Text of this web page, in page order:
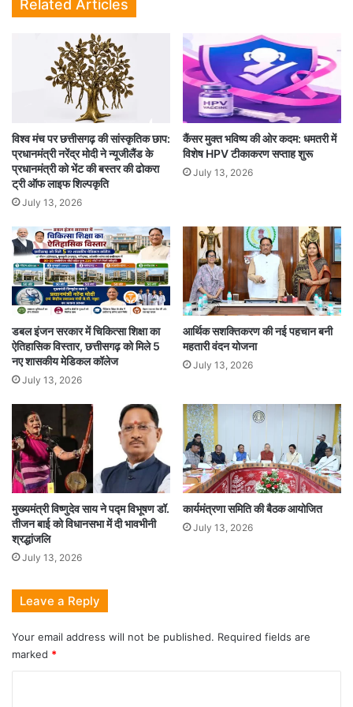
राज्यपाल ने पदक एवं उपाधि प्राप्त करने वाले विद्यार्थियों को बधाई दी और कहा कि
हमेशा श्रेष्ठता की ओर बढ़ते रहें।
समारोह में विश्वविद्यालय के कुलाधिपति प्रोफेसर आर. पी. कौशिक ने भी अपना
संबोधन दिया। कुलपति डॉ. एस. पी. दुबे ने प्रतिवेदन प्रस्तुत किया।
इस अवसर पर छत्तीसगढ़ निजी विश्वविद्यालय विनियामक आयोग के चेयरमेन बृजेश
चंद्र मिश्रा, विश्वविद्यालय के कुलसचिव, विभागाध्यक्ष, प्राध्यापक, छात्र-छात्राएं
एवं उनके पालकगण उपस्थित थे।
Related Articles
विश्व मंच पर छत्तीसगढ़ की सांस्कृतिक छाप:
प्रधानमंत्री नरेंद्र मोदी ने न्यूजीलैंड के
प्रधानमंत्री को भेंट की बस्तर की ढोकरा
ट्री ऑफ लाइफ शिल्पकृति
July 13, 2026
कैंसर मुक्त भविष्य की ओर कदम: धमतरी में
विशेष HPV टीकाकरण सप्ताह शुरू
July 13, 2026
डबल इंजन सरकार में चिकित्सा शिक्षा का
ऐतिहासिक विस्तार, छत्तीसगढ़ को मिले 5
नए शासकीय मेडिकल कॉलेज
July 13, 2026
आर्थिक सशक्तिकरण की नई पहचान बनी
महतारी वंदन योजना
July 13, 2026
मुख्यमंत्री विष्णुदेव साय ने पद्म विभूषण डॉ.
तीजन बाई को विधानसभा में दी भावभीनी
श्रद्धांजलि
July 13, 2026
कार्यमंत्रणा समिति की बैठक आयोजित
July 13, 2026
Leave a Reply
Your email address will not be published. Required fields are
marked *